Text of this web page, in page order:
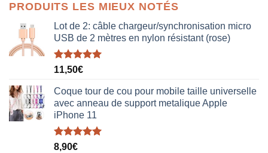
était :
38,00€.
est :
19,00€.
PRODUITS LES MIEUX NOTÉS
Lot de 2: câble chargeur/synchronisation micro
USB de 2 mètres en nylon résistant (rose)
Note5.00
11,50€
Coque tour de cou pour mobile taille universelle
avec anneau de support metalique Apple
iPhone 11
Note5.00
8,90€